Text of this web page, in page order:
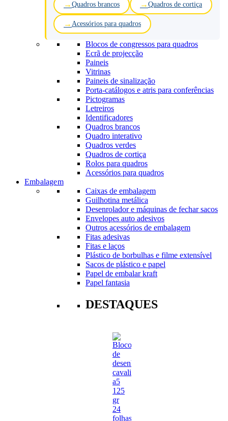
Quadros brancos Quadros de cortiça
Acessórios para quadros
Blocos de congressos para quadros
Ecrã de projecção
Paineis
Vitrinas
Paineis de sinalização
Porta-catálogos e atris para conferências
Pictogramas
Letreiros
Identificadores
Quadros brancos
Quadro interativo
Quadros verdes
Quadros de cortiça
Rolos para quadros
Acessórios para quadros
Embalagem
Caixas de embalagem
Guilhotina metálica
Desenrolador e máquinas de fechar sacos
Envelopes auto adesivos
Outros acessórios de embalagem
Fitas adesivas
Fitas e laços
Plástico de borbulhas e filme extensível
Sacos de plástico e papel
Papel de embalar kraft
Papel fantasia
DESTAQUES